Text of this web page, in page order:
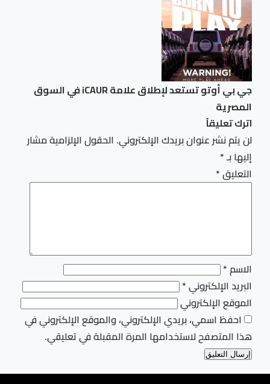
جي بي أوتو تستعد لإطلاق علامة iCAUR في السوق
المصرية
اترك تعليقاً
لن يتم نشر عنوان بريدك الإلكتروني. الحقول الإلزامية مشار
إليها بـ*
التعليق*
الاسم*
البريد الإلكتروني*
الموقع الإلكتروني
احفظ اسمي، بريدي الإلكتروني، والموقع الإلكتروني في
هذا المتصفح لاستخدامها المرة المقبلة في تعليقي.